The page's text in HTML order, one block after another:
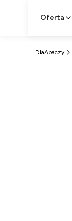
Oferta
DlaApaczy